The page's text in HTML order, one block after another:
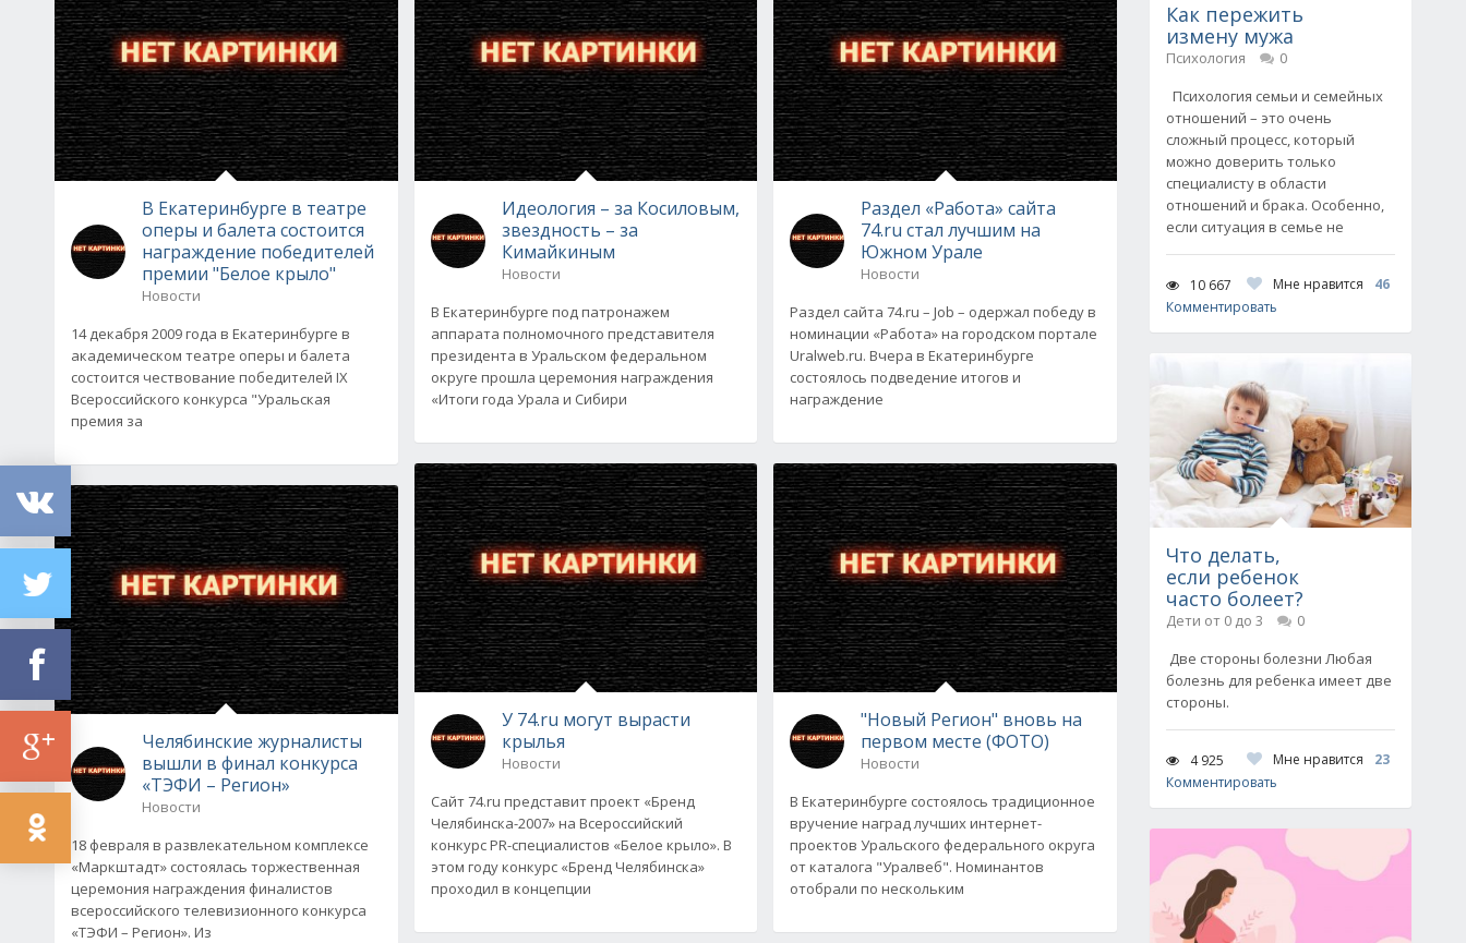
В Екатеринбурге в театре
оперы и балета состоится
награждение победителей
премии "Белое крыло"
Новости
14 декабря 2009 года в Екатеринбурге в
академическом театре оперы и балета
состоится чествование победителей IX
Всероссийского конкурса "Уральская
премия за
Челябинские журналисты
вышли в финал конкурса
«ТЭФИ – Регион»
Новости
18 февраля в развлекательном комплексе
«Маркштадт» состоялась торжественная
церемония награждения финалистов
всероссийского телевизионного конкурса
«ТЭФИ – Регион». Из
Идеология – за Косиловым,
звездность – за
Кимайкиным
Новости
В Екатеринбурге под патронажем
аппарата полномочного представителя
президента в Уральском федеральном
округе прошла церемония награждения
«Итоги года Урала и Сибири
У 74.ru могут вырасти
крылья
Новости
Сайт 74.ru представит проект «Бренд
Челябинска-2007» на Всероссийский
конкурс PR-специалистов «Белое крыло». В
этом году конкурс «Бренд Челябинска»
проходил в концепции
Раздел «Работа» сайта
74.ru стал лучшим на
Южном Урале
Новости
Раздел сайта 74.ru – Job – одержал победу в
номинации «Работа» на городском портале
Uralweb.ru. Вчера в Екатеринбурге
состоялось подведение итогов и
награждение
"Новый Регион" вновь на
первом месте (ФОТО)
Новости
В Екатеринбурге состоялось традиционное
вручение наград лучших интернет-
проектов Уральского федерального округа
от каталога "Уралвеб". Номинантов
отобрали по нескольким
Как пережить
измену мужа
Психология
0
Психология семьи и семейных
отношений – это очень
сложный процесс, который
можно доверить только
специалисту в области
отношений и брака. Особенно,
если ситуация в семье не
10 667 Мне нравится
46
Комментировать
Что делать,
если ребенок
часто болеет?
Дети от 0 до 3
0
Две стороны болезни Любая
болезнь для ребенка имеет две
стороны.
4 925 Мне нравится
23
Комментировать